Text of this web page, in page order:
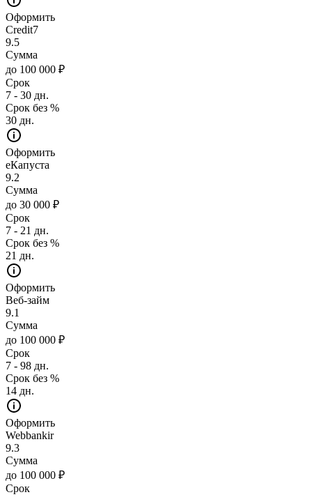
Оформить
Credit7
9.5
Сумма
до 100 000 ₽
Срок
7 - 30 дн.
Срок без %
30 дн.
Оформить
еКапуста
9.2
Сумма
до 30 000 ₽
Срок
7 - 21 дн.
Срок без %
21 дн.
Оформить
Веб-займ
9.1
Сумма
до 100 000 ₽
Срок
7 - 98 дн.
Срок без %
14 дн.
Оформить
Webbankir
9.3
Сумма
до 100 000 ₽
Срок